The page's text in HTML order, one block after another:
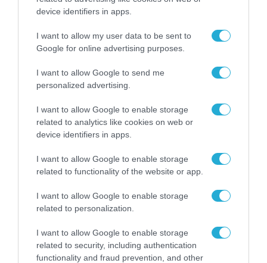
device identifiers in apps.
I want to allow my user data to be sent to
Google for online advertising purposes.
I want to allow Google to send me
personalized advertising.
I want to allow Google to enable storage
related to analytics like cookies on web or
device identifiers in apps.
I want to allow Google to enable storage
related to functionality of the website or app.
I want to allow Google to enable storage
related to personalization.
I want to allow Google to enable storage
related to security, including authentication
functionality and fraud prevention, and other
νέα τεχνολογία, είναι
επανάσταση»
Νέος οδηγός του ΕΚΤ
των ελληνικών
επιχειρήσεων στον
χώρο της άμυνας
31.07.2026
Η πιο ταξιδιάρικη
βαλίτσα του φετινού
καλοκαιριού έχει την